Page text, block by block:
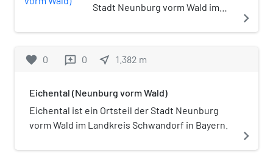
Stadt Neunburg vorm Wald im
navigate_next
favorite 0 reviews 0 near_me 1.382 m
Eichental (Neunburg vorm Wald)
Eichental ist ein Ortsteil der Stadt Neunburg
vorm Wald im Landkreis Schwandorf in Bayern.
navigate_next